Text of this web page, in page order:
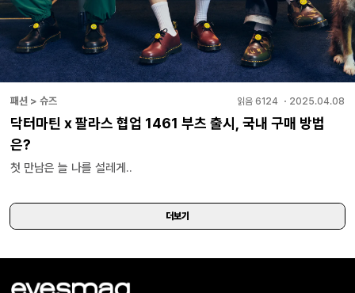
패션 > 슈즈 읽음 6124 ・ 2025.04.08
닥터마틴 x 팔라스 협업 1461 부츠 출시, 국내 구매 방법
은?
첫 만남은 늘 나를 설레게..
더보기